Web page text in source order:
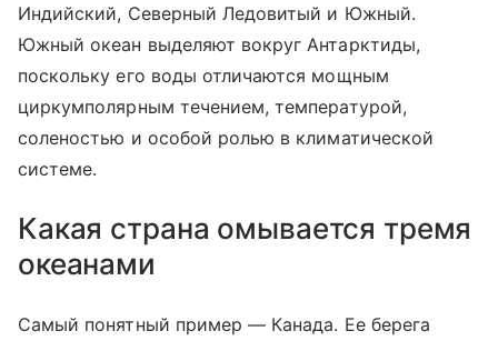
Индийский, Северный Ледовитый и Южный.
Южный океан выделяют вокруг Антарктиды,
поскольку его воды отличаются мощным
циркумполярным течением, температурой,
соленостью и особой ролью в климатической
системе.
Какая страна омывается тремя
океанами
Самый понятный пример — Канада. Ее берега